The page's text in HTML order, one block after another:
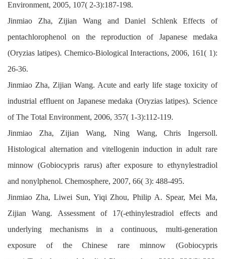
Environment, 2005, 107( 2-3):187-198.
Jinmiao Zha, Zijian Wang and Daniel Schlenk Effects of
pentachlorophenol on the reproduction of Japanese medaka
(Oryzias latipes). Chemico-Biological Interactions, 2006, 161( 1):
26-36.
Jinmiao Zha, Zijian Wang. Acute and early life stage toxicity of
industrial effluent on Japanese medaka (Oryzias latipes). Science
of The Total Environment, 2006, 357( 1-3):112-119.
Jinmiao Zha, Zijian Wang, Ning Wang, Chris Ingersoll.
Histological alternation and vitellogenin induction in adult rare
minnow (Gobiocypris rarus) after exposure to ethynylestradiol
and nonylphenol. Chemosphere, 2007, 66( 3): 488-495.
Jinmiao Zha, Liwei Sun, Yiqi Zhou, Philip A. Spear, Mei Ma,
Zijian Wang. Assessment of 17(-ethinylestradiol effects and
underlying mechanisms in a continuous, multi-generation
exposure of the Chinese rare minnow (Gobiocypris